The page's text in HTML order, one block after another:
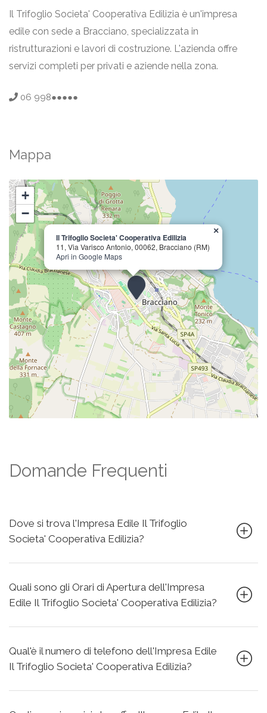
Il Trifoglio Societa' Cooperativa Edilizia è un'impresa
edile con sede a Bracciano, specializzata in
ristrutturazioni e lavori di costruzione. L'azienda offre
servizi completi per privati e aziende nella zona.
06 998●●●●●
Mappa
Il Trifoglio Societa' Cooperativa Edilizia
11, Via Varisco Antonio, 00062, Bracciano (RM)
Apri in Google Maps
×
+
−
Domande Frequenti
Dove si trova l'Impresa Edile Il Trifoglio
Societa' Cooperativa Edilizia?
Quali sono gli Orari di Apertura dell'Impresa
Edile Il Trifoglio Societa' Cooperativa Edilizia?
Qual'è il numero di telefono dell'Impresa Edile
Il Trifoglio Societa' Cooperativa Edilizia?